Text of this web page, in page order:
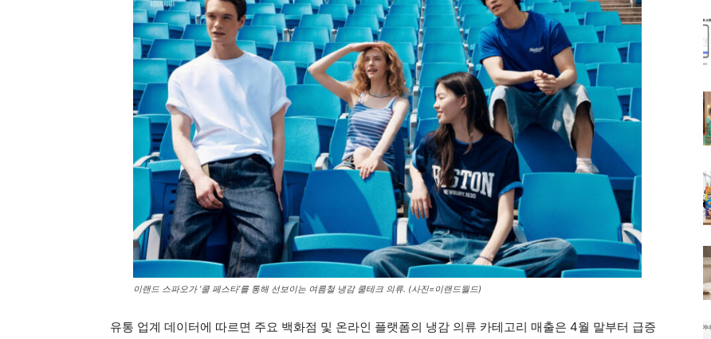
이랜드 스파오가 ‘쿨 페스타’를 통해 선보이는 여름철 냉감 쿨테크 의류. (사진=이랜드월드)
유통 업계 데이터에 따르면 주요 백화점 및 온라인 플랫폼의 냉감 의류 카테고리 매출은 4월 말부터 급증